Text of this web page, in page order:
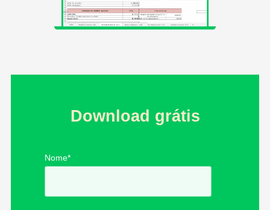
Download grátis
Nome*